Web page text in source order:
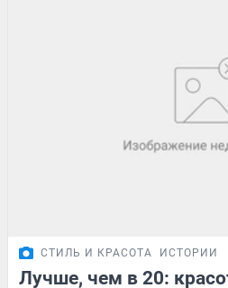
СТИЛЬ И КРАСОТА ИСТОРИИ
Лучше, чем в 20: